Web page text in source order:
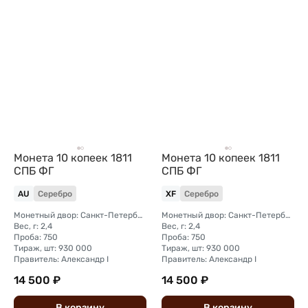
Монета 10 копеек 1811
СПБ ФГ
AU Серебро
Монетный двор: Санкт-Петербургский монетный двор
Вес, г: 2,4
Проба: 750
Тираж, шт: 930 000
Правитель: Александр I
14 500 ₽
Монета 10 копеек 1811
СПБ ФГ
XF Серебро
Монетный двор: Санкт-Петербургский монетный двор
Вес, г: 2,4
Проба: 750
Тираж, шт: 930 000
Правитель: Александр I
14 500 ₽